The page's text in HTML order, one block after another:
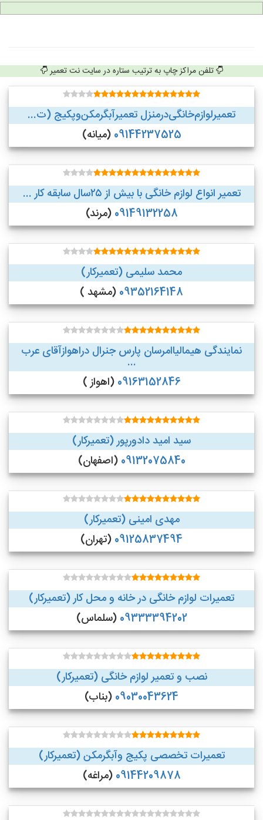
تلفن مراکز چاپ به ترتیب ستاره در سایت نت تعمیر
تعمیر‌لوازم‌‌خانگی‌در‌منزل‌ تعمیر‌آبگرمکن‌وپکیج (ت...
09144237525(میانه)
تعمیر انواع لوازم خانگی با بیش از ۲۵سال سابقه کار ...
09149132258(مرند)
محمد سلیمی (تعمیرکار)
09352164148(مشهد )
نمایندگی هیمالیاامرسان پارس جنرال دراهوازآقای عرب
...
09163152846(اهواز )
سید امید دادورپور (تعمیرکار)
09132075840(اصفهان)
مهدی امینی (تعمیرکار)
09125837494(تهران)
تعمیرات لوازم خانگی در خانه و محل کار (تعمیرکار)
09333394202(سلماس)
نصب و تعمیر لوازم خانگی (تعمیرکار)
09030043624(بناب)
تعمیرات تخصصی پکیج وآبگرمکن (تعمیرکار)
09144209878(مراغه)